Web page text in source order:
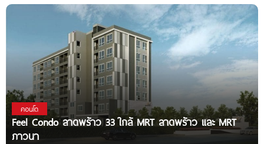
คอนโด
Feel Condo ลาดพร้าว 33 ใกล้ MRT ลาดพร้าว และ MRT
ภาวนา